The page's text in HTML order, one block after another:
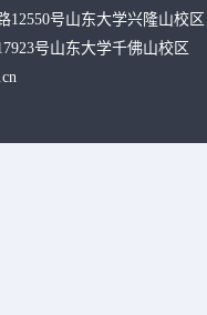
12550号山东大学兴隆山校区
号山东大学千佛山校区